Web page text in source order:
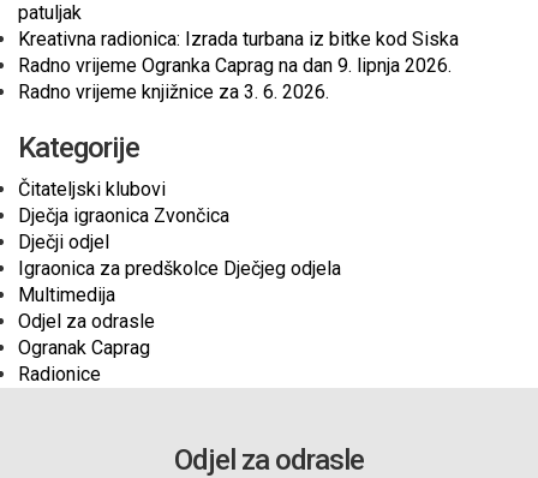
patuljak
Kreativna radionica: Izrada turbana iz bitke kod Siska
Radno vrijeme Ogranka Caprag na dan 9. lipnja 2026.
Radno vrijeme knjižnice za 3. 6. 2026.
Kategorije
Čitateljski klubovi
Dječja igraonica Zvončica
Dječji odjel
Igraonica za predškolce Dječjeg odjela
Multimedija
Odjel za odrasle
Ogranak Caprag
Radionice
Odjel za odrasle